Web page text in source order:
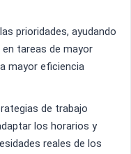
prioridades, ayudando
tareas de mayor
mayor eficiencia
de trabajo
los horarios y
reales de los